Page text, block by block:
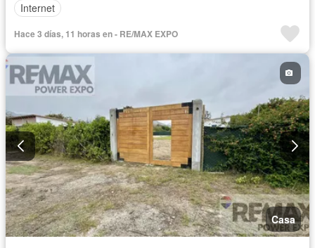
Internet
Hace 3 días, 11 horas en - RE/MAX EXPO
Casa